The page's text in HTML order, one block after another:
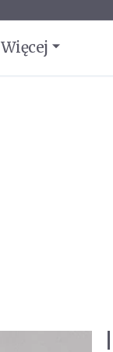
Więcej